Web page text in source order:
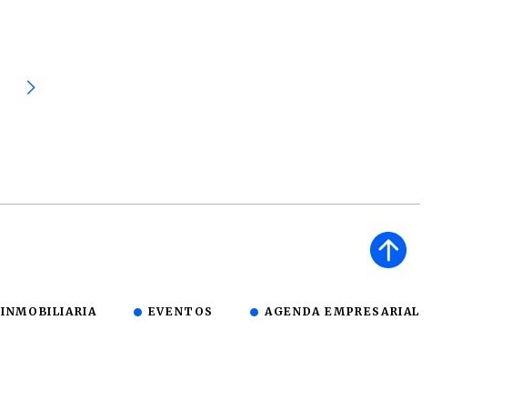
INMOBILIARIA EVENTOS AGENDA EMPRESARIAL